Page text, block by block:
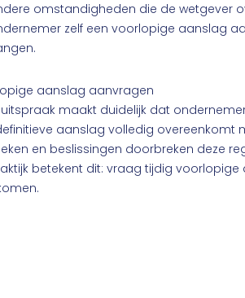
omstandigheden die de wetgever
zelf een voorlopige aanslag
aanslag aanvragen
uitspraak maakt duidelijk dat
aanslag volledig overeenkomt
en beslissingen doorbreken deze
betekent dit: vraag tijdig